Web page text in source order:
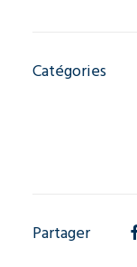
Catégories
Partager